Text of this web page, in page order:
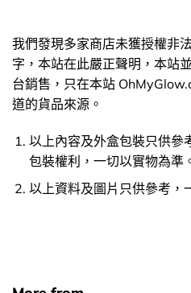
我們發現多家商店未獲授權非
字，本站在此嚴正聲明，本站
台銷售，只在本站
道的貨品來源。
以上內容及外盒包裝只供參
包裝權利，一切以實物為準
以上資料及圖片只供參考，